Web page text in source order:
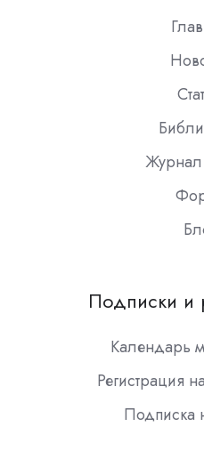
Подписки и
Календарь
Регистрация
Подписка